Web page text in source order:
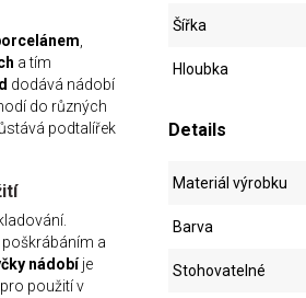
a tím
dodává nádobí
do různých
podtalířek
poškrábáním a
nádobíje
použití v
Šířka
Hloubka
Details
Materiál výrobku
Barva
Stohovatelné